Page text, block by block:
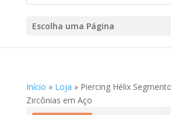
Escolha uma Página
Início » Loja » Piercing Hélix
Zircônias em Aço